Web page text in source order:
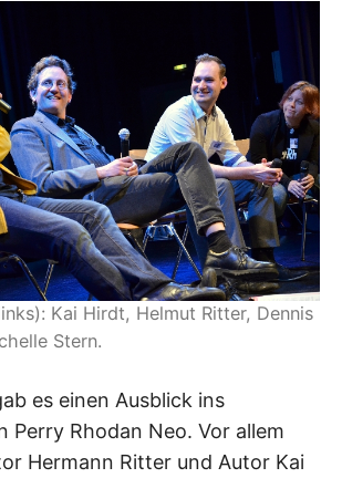
Kai Hirdt, Helmut Ritter, Dennis
Stern.
es einen Ausblick ins
Perry Rhodan Neo. Vor allem
Hermann Ritter und Autor Kai